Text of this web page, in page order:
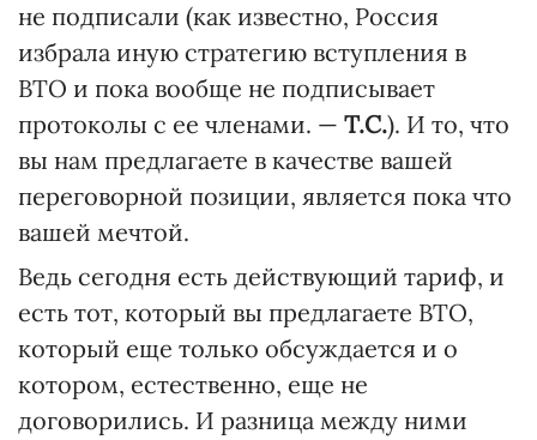
не подписали (как известно, Россия
избрала иную стратегию вступления в
ВТО и пока вообще не подписывает
протоколы с ее членами. — Т.С.). И то, что
вы нам предлагаете в качестве вашей
переговорной позиции, является пока что
вашей мечтой.
Ведь сегодня есть действующий тариф, и
есть тот, который вы предлагаете ВТО,
который еще только обсуждается и о
котором, естественно, еще не
договорились. И разница между ними